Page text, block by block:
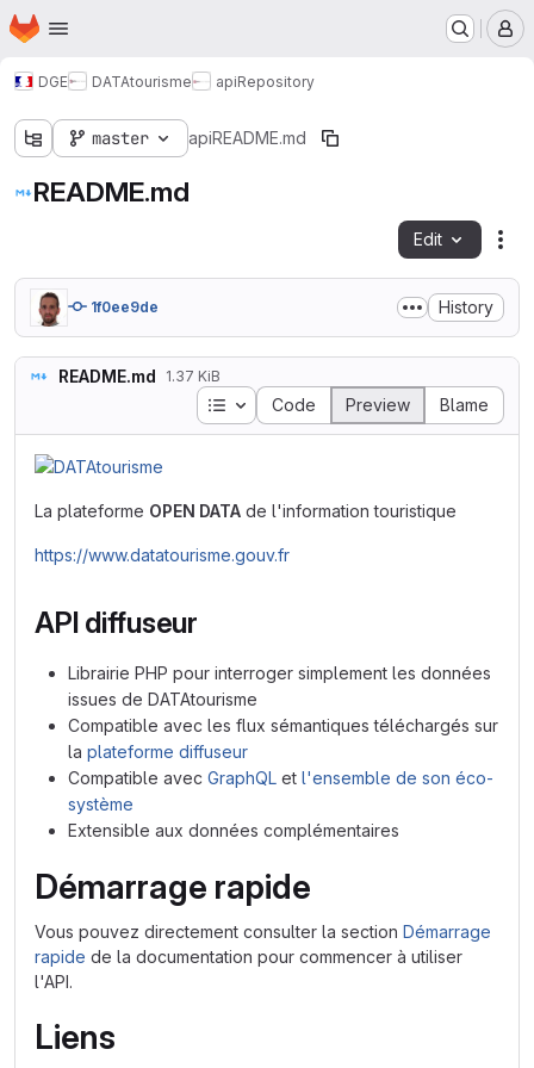
Skip to main content
Homepage
DGE DATAtourisme apiRepository
master apiREADME.md
README.md
Edit
1f0ee9de History
README.md 1.37 KiB
Table of contents
Code Preview Blame
La plateforme OPEN DATA de l'information touristique
https://www.datatourisme.gouv.fr
API diffuseur
Librairie PHP pour interroger simplement les données
issues de DATAtourisme
Compatible avec les flux sémantiques téléchargés sur
la plateforme diffuseur
Compatible avec GraphQL et l'ensemble de son éco-
système
Extensible aux données complémentaires
Démarrage rapide
Vous pouvez directement consulter la section Démarrage
rapide de la documentation pour commencer à utiliser
l'API.
Liens